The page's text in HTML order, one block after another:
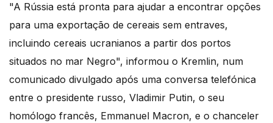
"A Rússia está pronta para ajudar a encontrar opções
para uma exportação de cereais sem entraves,
incluindo cereais ucranianos a partir dos portos
situados no mar Negro", informou o Kremlin, num
comunicado divulgado após uma conversa telefónica
entre o presidente russo, Vladimir Putin, o seu
homólogo francês, Emmanuel Macron, e o chanceler